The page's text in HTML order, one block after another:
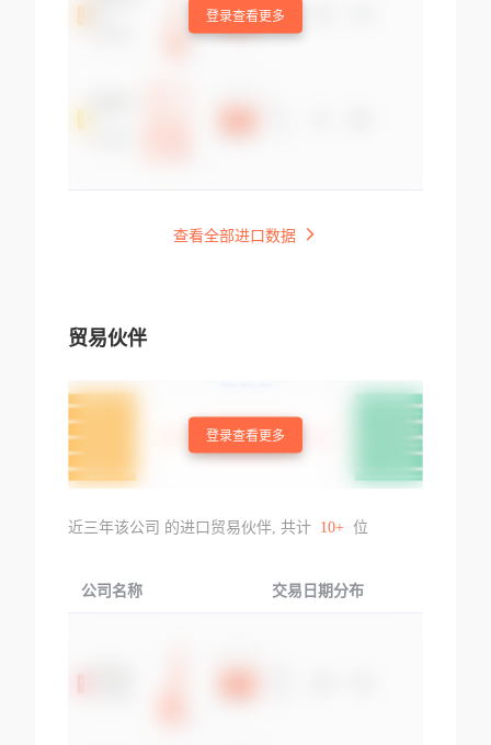
登录查看更多
查看全部进口数据
贸易伙伴
登录查看更多
近三年该公司 的进口贸易伙伴, 共计 10+ 位
公司名称 交易日期分布